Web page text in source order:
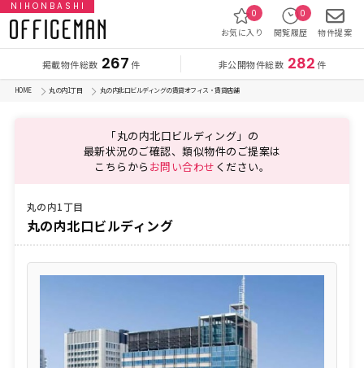
NIHONBASHI
掲載物件総数 267 件 非公開物件総数 282件
お気に入り
0
閲覧履歴
0
物件提案
HOME 丸の内1丁目 丸の内北口ビルディングの賃貸オフィス・賃貸店舗
「丸の内北口ビルディング」の
最新状況のご確認、類似物件のご提案は
こちらから お問い合わせ ください。
丸の内1丁目
丸の内北口ビルディング